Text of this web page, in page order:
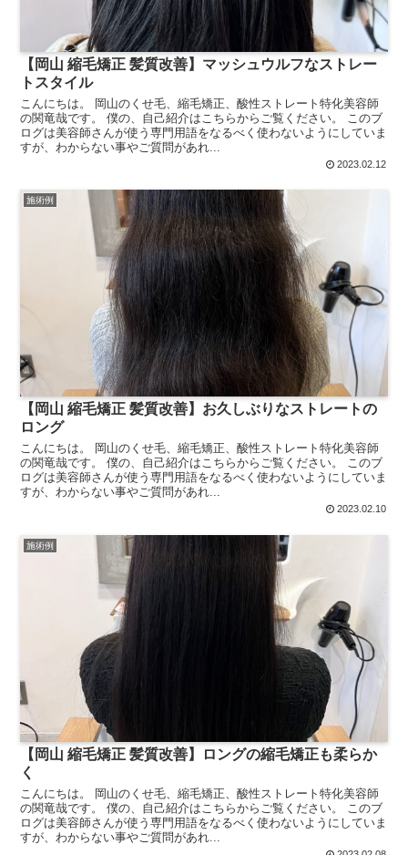
【岡山 縮毛矯正 髪質改善】マッシュウルフなストレー
トスタイル
こんにちは。 岡山のくせ毛、縮毛矯正、酸性ストレート特化美容師
の関竜哉です。 僕の、自己紹介はこちらからご覧ください。 このブ
ログは美容師さんが使う専門用語をなるべく使わないようにしていま
すが、わからない事やご質問があれ...
2023.02.12
施術例
【岡山 縮毛矯正 髪質改善】お久しぶりなストレートの
ロング
こんにちは。 岡山のくせ毛、縮毛矯正、酸性ストレート特化美容師
の関竜哉です。 僕の、自己紹介はこちらからご覧ください。 このブ
ログは美容師さんが使う専門用語をなるべく使わないようにしていま
すが、わからない事やご質問があれ...
2023.02.10
施術例
【岡山 縮毛矯正 髪質改善】ロングの縮毛矯正も柔らか
く
こんにちは。 岡山のくせ毛、縮毛矯正、酸性ストレート特化美容師
の関竜哉です。 僕の、自己紹介はこちらからご覧ください。 このブ
ログは美容師さんが使う専門用語をなるべく使わないようにしていま
すが、わからない事やご質問があれ...